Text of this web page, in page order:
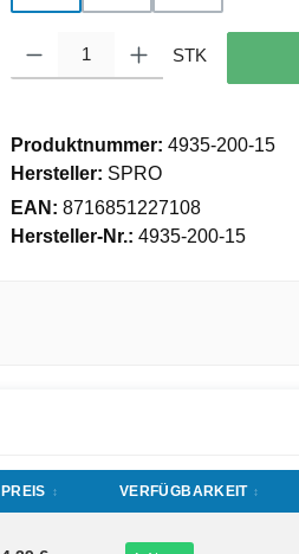
Produkt Anzahl: Gib den
STK
Produktnummer: 4935-200-15
Hersteller: SPRO
EAN: 8716851227108
Hersteller-Nr.: 4935-200-15
PREIS VERFÜGBARKEIT